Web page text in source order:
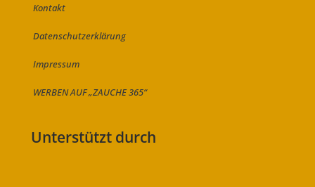
Kontakt
Datenschutzerklärung
Impressum
WERBEN AUF „ZAUCHE 365“
Unterstützt durch